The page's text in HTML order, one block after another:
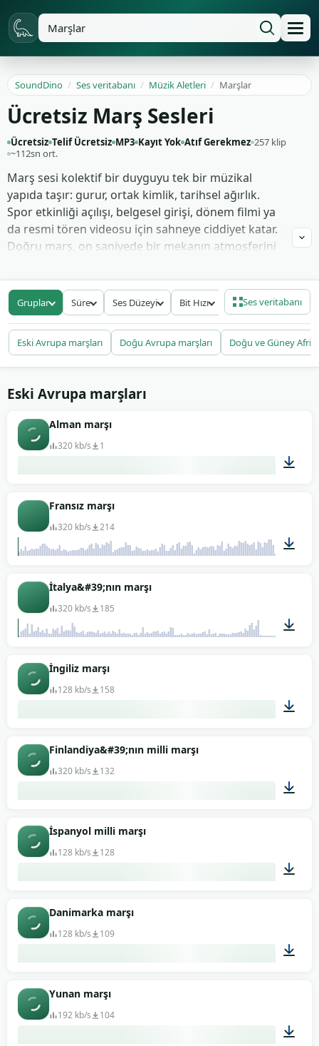
SoundDino / Ses veritabanı / Müzik Aletleri / Marşlar
Ücretsiz Marş Sesleri
Ücretsiz Telif Ücretsiz MP3 Kayıt Yok Atıf Gerekmez 257 klip
~112sn ort.
Marş sesi kolektif bir duyguyu tek bir müzikal
yapıda taşır: gurur, ortak kimlik, tarihsel ağırlık.
Spor etkinliği açılışı, belgesel girişi, dönem filmi ya
da resmi tören videosu için sahneye ciddiyet katar.
Doğru marş, on saniyede bir mekanın atmosferini
257 parça arasında orkestral marşlar, askeri bando
düzenlemeleri, koral varyantlar ve enstrümantal
versiyonlar var. Farklı kültürel ve tarihsel temalar —
sivil, askeri, sportif, akademik — kayıtlarda yer
alıyor. Belgesel yapımcısı, etkinlik organizatörü,
indir. Telifsiz lisans, atıf olmadan ticari projede
Gruplar Süre Ses Düzeyi Bit Hızı Ses veritabanı
Eski Avrupa marşları Doğu Avrupa marşları Doğu ve Güney
Eski Avrupa marşları
Alman marşı
320 kb/s 1
Fransız marşı
320 kb/s 214
İtalya&#39;nın marşı
320 kb/s 185
İngiliz marşı
128 kb/s 158
Finlandiya&#39;nın milli marşı
320 kb/s 132
İspanyol milli marşı
128 kb/s 128
Danimarka marşı
128 kb/s 109
Yunan marşı
192 kb/s 104